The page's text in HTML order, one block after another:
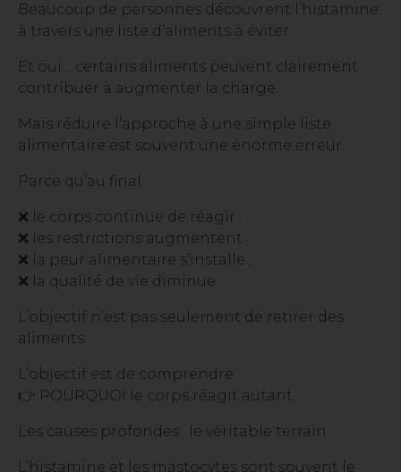
Beaucoup de personnes découvrent l’histamine
à travers une liste d’aliments à éviter.
Et oui… certains aliments peuvent clairement
contribuer à augmenter la charge.
Mais réduire l’approche à une simple liste
alimentaire est souvent une énorme erreur.
Parce qu’au final :
❌ le corps continue de réagir ;
❌ les restrictions augmentent ;
❌ la peur alimentaire s’installe ;
❌ la qualité de vie diminue.
L’objectif n’est pas seulement de retirer des
aliments.
L’objectif est de comprendre :
👉 POURQUOI le corps réagit autant.
Les causes profondes : le véritable terrain
L’histamine et les mastocytes sont souvent le